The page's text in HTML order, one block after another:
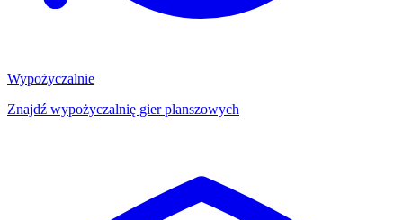
Wypożyczalnie
Znajdź wypożyczalnię gier planszowych